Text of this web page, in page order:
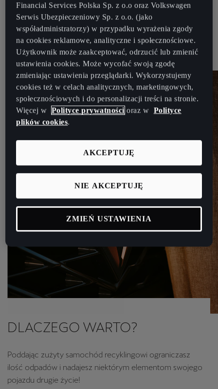
Wybierz najbliższą stację demontażu
DLACZEGO WARTO?
Poddając zużyty samochód recyklingowi ograniczasz
ilość odpadów i nadajesz niektórym elementom swojego
pojazdu drugie życie!
Financial Services Polska Sp. z o.o oraz Volkswagen
Serwis Ubezpieczeniowy Sp. z o.o. (jako
współadministratorzy) w przypadku wyrażenia zgody
na cookies reklamowe, analityczne i społecznościowe.
Użytkownik może zaakceptować, odrzucić lub zmienić
ustawienia cookies. Może wycofać swoją zgodę
zmieniając ustawienia przeglądarki. Wykorzystujemy
cookies też w celach analitycznych, marketingowych,
społecznościowych i do personalizacji treści na stronie.
Więcej w Polityce prywatności oraz w Polityce
plików cookies.
NIE AKCEPTUJĘ
AKCEPTUJĘ
ZMIEŃ USTAWIENIA